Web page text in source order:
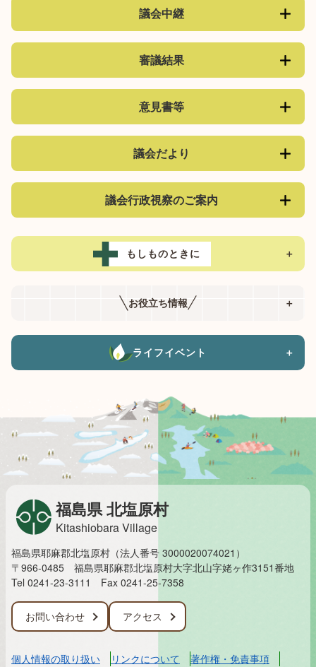
議会中継
審議結果
意見書等
議会だより
議会行政視察のご案内
もしものときに ＋
お役立ち情報 ＋
ライフイベント ＋
福島県 北塩原村
Kitashiobara Village
福島県耶麻郡北塩原村（法人番号 3000020074021）
〒966-0485 福島県耶麻郡北塩原村大字北山字姥ヶ作3151番地
Tel 0241-23-3111 Fax 0241-25-7358
お問い合わせ アクセス
個人情報の取り扱い リンクについて
著作権・免責事項